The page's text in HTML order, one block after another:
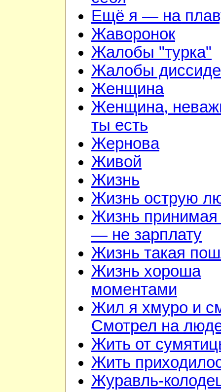
Ещё я — на
Жаворонок
Жалобы "турка"
Жалобы
Женщина
Женщина,
ты есть
Жернова
Живой
Жизнь
Жизнь острую
Жизнь принимая
— не зарплату
Жизнь такая
Жизнь хороша
моментами
Жил я хмуро и
Смотрел на
Жить от
Жить
Журавль-